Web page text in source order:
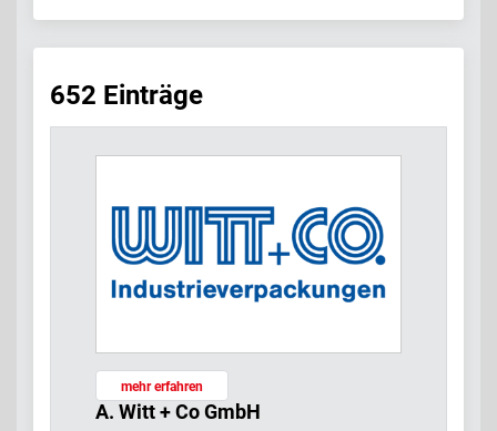
652 Einträge
mehr erfahren
A. Witt + Co GmbH